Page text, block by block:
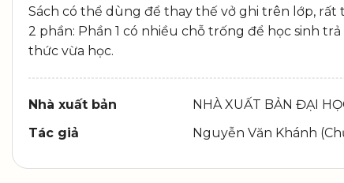
Sách có thể dùng để thay thế vở ghi trên lớp, rất
2 phần: Phần 1 có nhiều chỗ trống để học sinh
thức vừa học.
Nhà xuất bản
NHÀ XUẤT BẢN ĐẠI
Tác giả
Nguyễn Văn Khánh